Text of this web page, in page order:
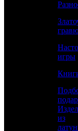
Токарные,
кистью,
Никелирование,
Латунь, Никель,
игры
из